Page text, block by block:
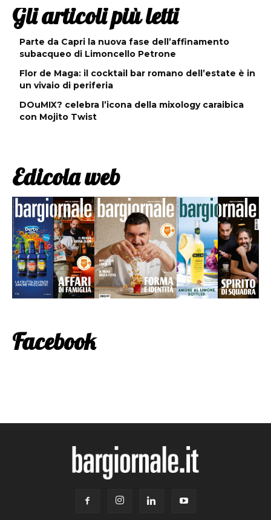
Gli articoli più letti
Parte da Capri la nuova fase dell’affinamento
subacqueo di Limoncello Petrone
Flor de Maga: il cocktail bar romano dell’estate è in
un vivaio di periferia
DOuMIX? celebra l’icona della mixology caraibica
con Mojito Twist
Edicola web
Facebook